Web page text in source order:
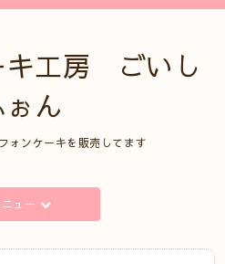
キ工房 ごいし
ぉん
ォンケーキを販売してます
ニュー